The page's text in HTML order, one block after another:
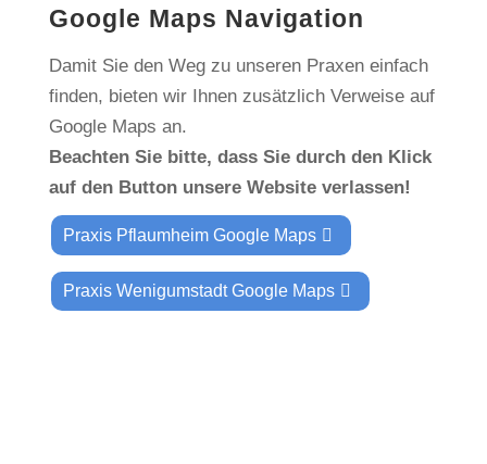
Google Maps Navigation
Damit Sie den Weg zu unseren Praxen einfach
finden, bieten wir Ihnen zusätzlich Verweise auf
Google Maps an.
Beachten Sie bitte, dass Sie durch den Klick
auf den Button unsere Website verlassen!
Praxis Pflaumheim Google Maps
Praxis Wenigumstadt Google Maps